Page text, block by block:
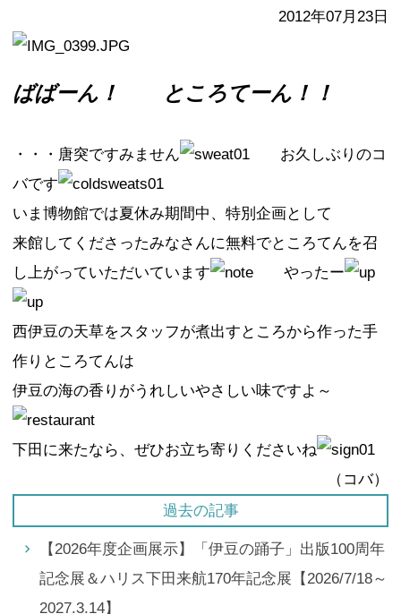
2012年07月23日
ばばーん！ ところてーん！！
・・・唐突ですみません
お久しぶりのコ
バです
いま博物館では夏休み期間中、特別企画として
来館してくださったみなさんに無料でところてんを召
し上がっていただいています
やったー
西伊豆の天草をスタッフが煮出すところから作った手
作りところてんは
伊豆の海の香りがうれしいやさしい味ですよ～
下田に来たなら、ぜひお立ち寄りくださいね
（コバ）
過去の記事
【2026年度企画展示】「伊豆の踊子」出版100周年
記念展＆ハリス下田来航170年記念展【2026/7/18～
2027.3.14】